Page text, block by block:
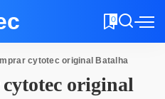
0
cytotec original Batalha
original